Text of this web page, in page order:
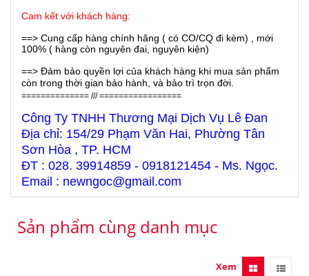
Cam kết với khách hàng:
==> Cung cấp hàng chính hãng ( có CO/CQ đi kèm) , mới
100% ( hàng còn nguyên đai, nguyên kiện)
==> Đảm bảo quyền lợi của khách hàng khi mua sản phẩm
còn trong thời gian bảo hành, và bảo trì trọn đời.
============== /// =================
Công Ty TNHH Thương Mại Dịch Vụ Lê Đan
Địa chỉ: 154/29 Phạm Văn Hai, Phường Tân
Sơn Hòa , TP. HCM
ĐT : 028. 39914859 - 0918121454 - Ms. Ngọc.
Email : newngoc@gmail.com
Sản phẩm cùng danh mục
Xem